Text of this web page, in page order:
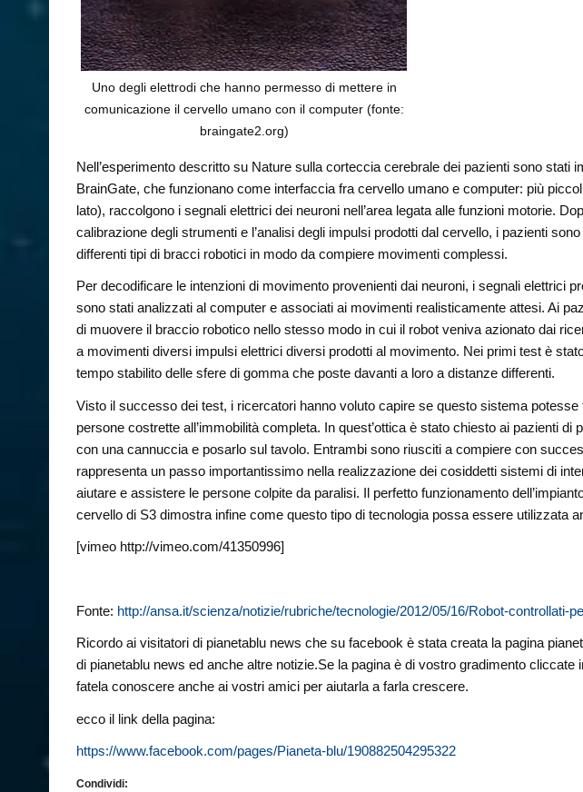
Uno degli elettrodi che hanno permesso di mettere in
comunicazione il cervello umano con il computer (fonte:
braingate2.org)
Nell’esperimento descritto su Nature sulla corteccia cerebrale dei pazienti sono stati
BrainGate, che funzionano come interfaccia fra cervello umano e computer: più
lato), raccolgono i segnali elettrici dei neuroni nell’area legata alle funzioni motorie.
calibrazione degli strumenti e l’analisi degli impulsi prodotti dal cervello, i pazienti
differenti tipi di bracci robotici in modo da compiere movimenti complessi.
Per decodificare le intenzioni di movimento provenienti dai neuroni, i segnali elettrici
sono stati analizzati al computer e associati ai movimenti realisticamente attesi. Ai
di muovere il braccio robotico nello stesso modo in cui il robot veniva azionato dai
a movimenti diversi impulsi elettrici diversi prodotti al movimento. Nei primi test è
tempo stabilito delle sfere di gomma che poste davanti a loro a distanze differenti.
Visto il successo dei test, i ricercatori hanno voluto capire se questo sistema potesse
persone costrette all’immobilità completa. In quest’ottica è stato chiesto ai pazienti di
con una cannuccia e posarlo sul tavolo. Entrambi sono riusciti a compiere con
rappresenta un passo importantissimo nella realizzazione dei cosiddetti sistemi di
aiutare e assistere le persone colpite da paralisi. Il perfetto funzionamento
cervello di S3 dimostra infine come questo tipo di tecnologia possa essere utilizzata
[vimeo http://vimeo.com/41350996]
Fonte: http://ansa.it/scienza/notizie/rubriche/tecnologie/2012/05/16/Robot-controllati-
Ricordo ai visitatori di pianetablu news che su facebook è stata creata la pagina
di pianetablu news ed anche altre notizie.Se la pagina è di vostro gradimento cliccate
fatela conoscere anche ai vostri amici per aiutarla a farla crescere.
ecco il link della pagina:
https://www.facebook.com/pages/Pianeta-blu/190882504295322
Condividi: